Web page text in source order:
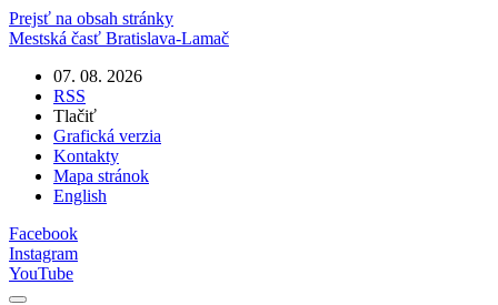
Prejsť na obsah stránky
Mestská časť Bratislava-Lamač
07. 08. 2026
RSS
Tlačiť
Grafická verzia
Kontakty
Mapa stránok
English
Facebook
Instagram
YouTube